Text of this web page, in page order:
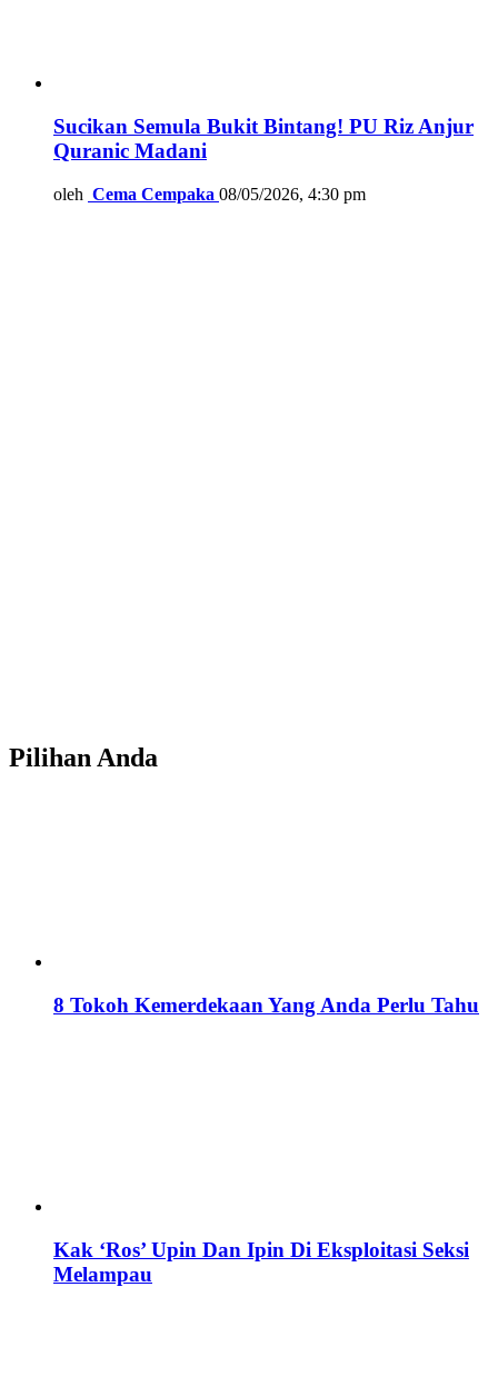
Sucikan Semula Bukit Bintang! PU Riz Anjur
Quranic Madani
oleh Cema Cempaka 08/05/2026, 4:30 pm
Pilihan Anda
8 Tokoh Kemerdekaan Yang Anda Perlu Tahu
Kak ‘Ros’ Upin Dan Ipin Di Eksploitasi Seksi
Melampau